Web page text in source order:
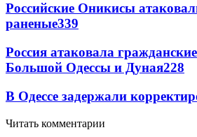
Российские Оникисы
раненые339
Россия атаковала
Большой Одессы и Дуная228
В Одессе задержали
Читать комментарии